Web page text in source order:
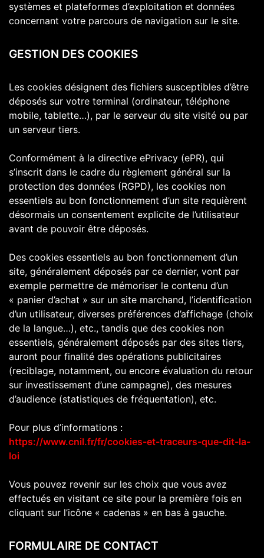
systèmes et plateformes d’exploitation et données
concernant votre parcours de navigation sur le site.
GESTION DES COOKIES
Les cookies désignent des fichiers susceptibles d’être
déposés sur votre terminal (ordinateur, téléphone
mobile, tablette…), par le serveur du site visité ou par
un serveur tiers.
Conformément à la directive ePrivacy (ePR), qui
s’inscrit dans le cadre du règlement général sur la
protection des données (RGPD), les cookies non
essentiels au bon fonctionnement d’un site requièrent
désormais un consentement explicite de l’utilisateur
avant de pouvoir être déposés.
Des cookies essentiels au bon fonctionnement d’un
site, généralement déposés par ce dernier, vont par
exemple permettre de mémoriser le contenu d’un
« panier d’achat » sur un site marchand, l’identification
d’un utilisateur, diverses préférences d’affichage (choix
de la langue…), etc., tandis que des cookies non
essentiels, généralement déposés par des sites tiers,
auront pour finalité des opérations publicitaires
(reciblage, notamment, ou encore évaluation du retour
sur investissement d’une campagne), des mesures
d’audience (statistiques de fréquentation), etc.
Pour plus d’informations :
https://www.cnil.fr/fr/cookies-et-traceurs-que-dit-la-
loi
Vous pouvez revenir sur les choix que vous avez
effectués en visitant ce site pour la première fois en
cliquant sur l’icône « cadenas » en bas à gauche.
FORMULAIRE DE CONTACT